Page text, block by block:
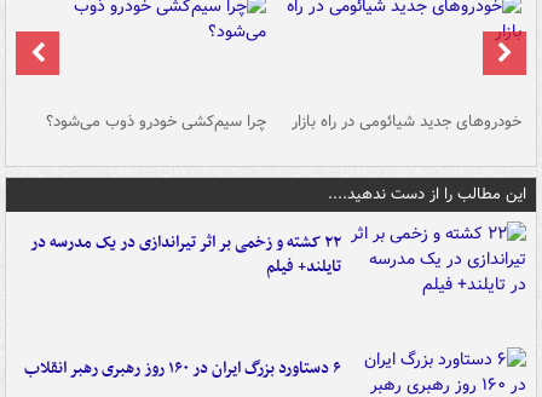
خودروهای جدید شیائومی در راه بازار چرا سیم‌کشی خودرو ذوب می‌شود؟
این مطالب را از دست ندهید....
۲۲ کشته و زخمی بر اثر تیراندازی در یک مدرسه در
تایلند+ فیلم
۶ دستاورد بزرگ ایران در ۱۶۰ روز رهبری رهبر انقلاب